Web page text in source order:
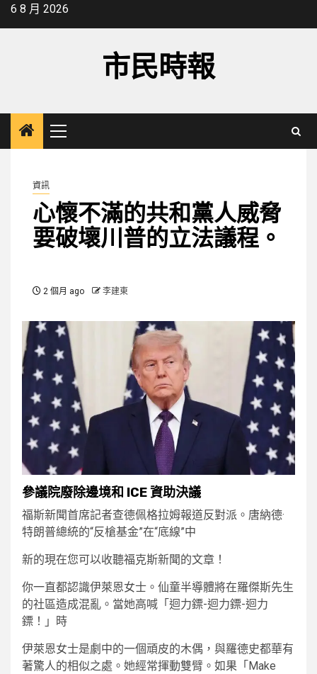
Skip6 8 月 2026
市民時報
Primary
Menu
資訊
心懷不滿的共和黨人威脅
要破壞川普的立法議程。
2 個月 ago 李建東
參議院廢除邊境和 ICE 資助決議
福斯新聞首席記者查德佩格拉姆報道反對派。唐納德·
特朗普總統的“反槍基金”在“底線”中
新的現在您可以收聽福克斯新聞的文章！
你一直都認識伊萊恩女士。仙童半導體將在羅傑斯先生
的社區造成混亂。當她高喊「迴力鏢-迴力鏢-迴力
鏢！」時
伊萊恩女士是劇中的一個頑皮的木偶，與羅德史都華有
著驚人的相似之處。她經常揮動雙臂。如果「Make